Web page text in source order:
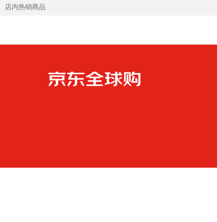
店内热销商品